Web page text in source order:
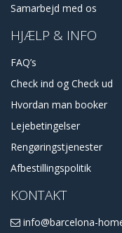
Samarbejd med os
HJÆLP & INFO
FAQ’s
Check ind og Check ud
Hvordan man booker
Lejebetingelser
Rengøringstjenester
Afbestillingspolitik
KONTAKT
info@barcelona-